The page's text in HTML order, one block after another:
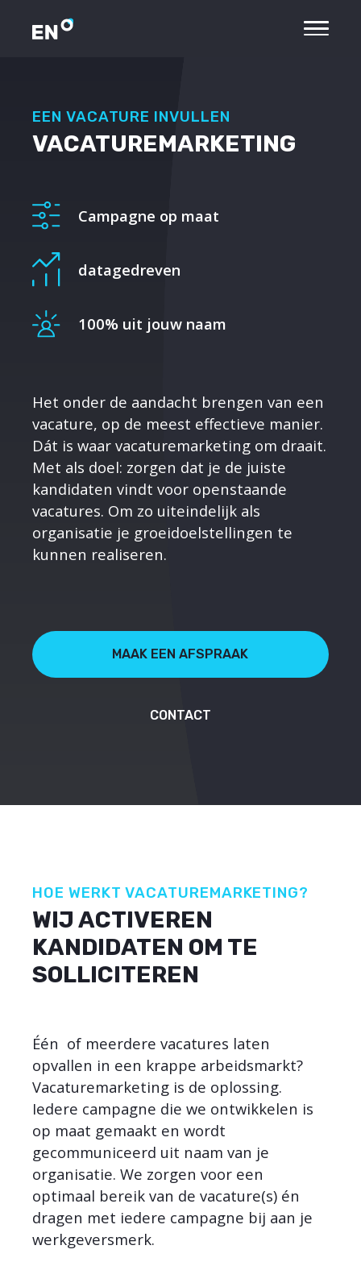
EEN VACATURE INVULLEN
VACATUREMARKETING
Campagne op maat
datagedreven
100% uit jouw naam
Het onder de aandacht brengen van een
vacature, op de meest effectieve manier.
Dát is waar vacaturemarketing om draait.
Met als doel: zorgen dat je de juiste
kandidaten vindt voor openstaande
vacatures. Om zo uiteindelijk als
organisatie je groeidoelstellingen te
kunnen realiseren.
MAAK EEN AFSPRAAK
CONTACT
HOE WERKT VACATUREMARKETING?
WIJ ACTIVEREN
KANDIDATEN OM TE
SOLLICITEREN
Één of meerdere vacatures laten
opvallen in een krappe arbeidsmarkt?
Vacaturemarketing is de oplossing.
Iedere campagne die we ontwikkelen is
op maat gemaakt en wordt
gecommuniceerd uit naam van je
organisatie. We zorgen voor een
optimaal bereik van de vacature(s) én
dragen met iedere campagne bij aan je
werkgeversmerk.